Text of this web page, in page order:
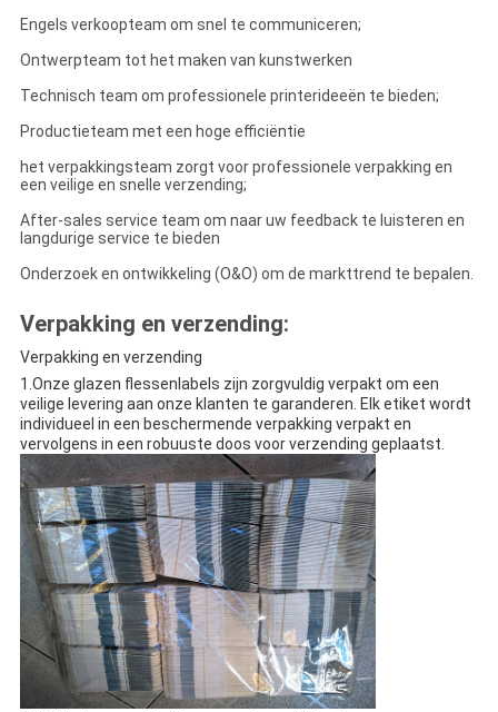
Engels verkoopteam om snel te communiceren;
Ontwerpteam tot het maken van kunstwerken
Technisch team om professionele printerideeën te bieden;
Productieteam met een hoge efficiëntie
het verpakkingsteam zorgt voor professionele verpakking en
een veilige en snelle verzending;
After-sales service team om naar uw feedback te luisteren en
langdurige service te bieden
Onderzoek en ontwikkeling (O&O) om de markttrend te bepalen.
Verpakking en verzending:
Verpakking en verzending
1.Onze glazen flessenlabels zijn zorgvuldig verpakt om een
veilige levering aan onze klanten te garanderen. Elk etiket wordt
individueel in een beschermende verpakking verpakt en
vervolgens in een robuuste doos voor verzending geplaatst.